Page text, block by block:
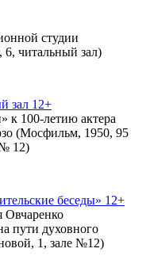
студии
читальный зал)
зал 12+
к 100-летию актера
(Мосфильм, 1950, 95
12)
беседы» 12+
Овчаренко
пути духовного
1, зале №12)